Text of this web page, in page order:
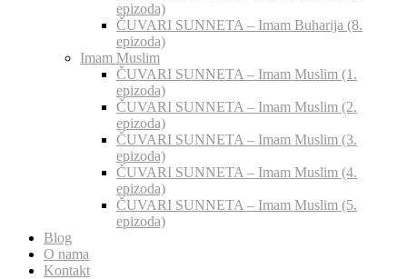
epizoda)
ČUVARI SUNNETA – Imam Buharija (8.
epizoda)
Imam Muslim
ČUVARI SUNNETA – Imam Muslim (1.
epizoda)
ČUVARI SUNNETA – Imam Muslim (2.
epizoda)
ČUVARI SUNNETA – Imam Muslim (3.
epizoda)
ČUVARI SUNNETA – Imam Muslim (4.
epizoda)
ČUVARI SUNNETA – Imam Muslim (5.
epizoda)
Blog
O nama
Kontakt